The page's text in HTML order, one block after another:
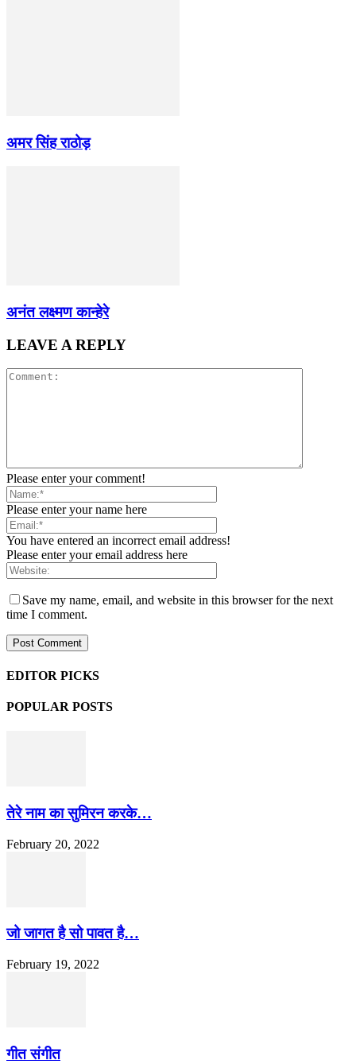
अमर सिंह राठोड़
अनंत लक्ष्मण कान्हेरे
LEAVE A REPLY
Please enter your comment!
Please enter your name here
You have entered an incorrect email address!
Please enter your email address here
Save my name, email, and website in this browser for the next
time I comment.
EDITOR PICKS
POPULAR POSTS
तेरे नाम का सुमिरन करके…
February 20, 2022
जो जागत है सो पावत है…
February 19, 2022
गीत संगीत